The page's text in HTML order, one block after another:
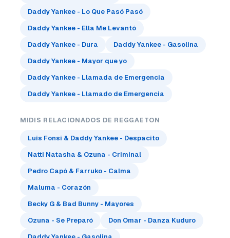
Daddy Yankee - Lo Que Pasó Pasó
Daddy Yankee - Ella Me Levantó
Daddy Yankee - Dura
Daddy Yankee - Gasolina
Daddy Yankee - Mayor que yo
Daddy Yankee - Llamada de Emergencia
Daddy Yankee - Llamado de Emergencia
MIDIS RELACIONADOS DE REGGAETON
Luis Fonsi & Daddy Yankee - Despacito
Natti Natasha & Ozuna - Criminal
Pedro Capó & Farruko - Calma
Maluma - Corazón
Becky G & Bad Bunny - Mayores
Ozuna - Se Preparó
Don Omar - Danza Kuduro